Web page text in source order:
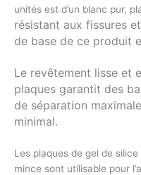
unités est d’un blanc pur,
résistant aux fissures
de base de ce produit
Le revêtement lisse et
plaques garantit des
de séparation
minimal.
Les plaques de gel de silice
mince sont utilisable pour